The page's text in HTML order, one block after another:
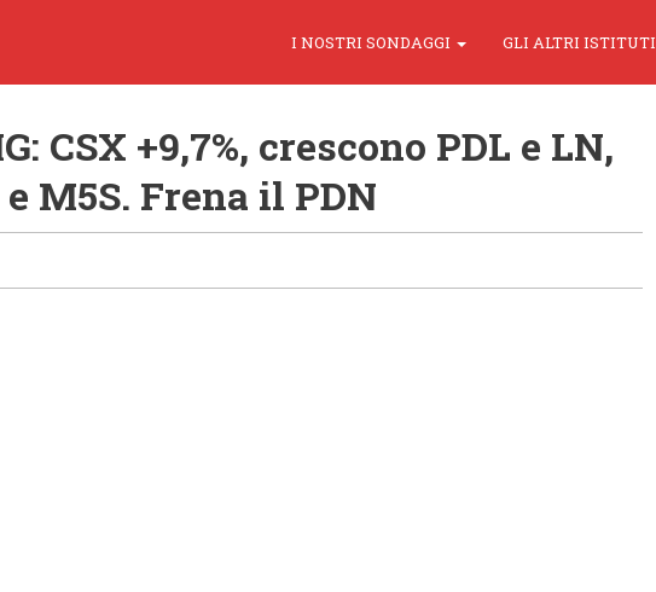
I NOSTRI SONDAGGI GLI ALTRI ISTITUTI
CSX +9,7%, crescono PDL e LN,
M5S. Frena il PDN